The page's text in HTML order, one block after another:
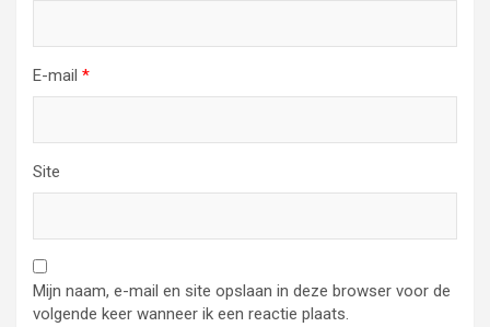
E-mail *
Site
Mijn naam, e-mail en site opslaan in deze browser voor de
volgende keer wanneer ik een reactie plaats.